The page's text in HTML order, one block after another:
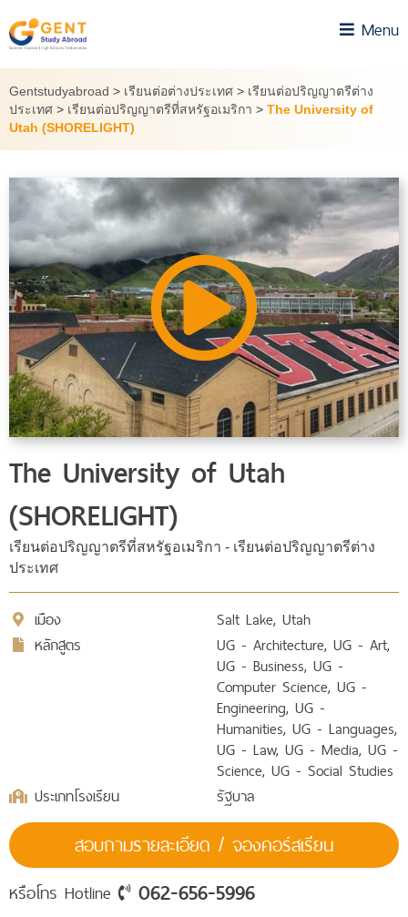
to
content
Menu
Gentstudyabroad > เรียนต่อต่างประเทศ > เรียนต่อปริญญาตรีต่าง
ประเทศ > เรียนต่อปริญญาตรีที่สหรัฐอเมริกา > The University of
Utah (SHORELIGHT)
The University of Utah
(SHORELIGHT)
เรียนต่อปริญญาตรีที่สหรัฐอเมริกา - เรียนต่อปริญญาตรีต่าง
ประเทศ
เมือง
Salt Lake, Utah
หลักสูตร
UG - Architecture, UG - Art,
UG - Business, UG -
Computer Science, UG -
Engineering, UG -
Humanities, UG - Languages,
UG - Law, UG - Media, UG -
Science, UG - Social Studies
ประเภทโรงเรียน
รัฐบาล
สอบถามรายละเอียด / จองคอร์สเรียน
หรือโทร Hotline 062-656-5996